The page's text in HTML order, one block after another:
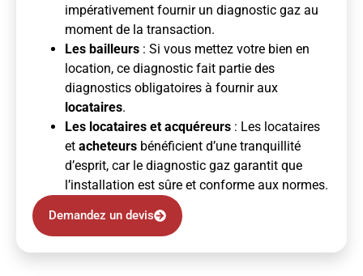
impérativement fournir un diagnostic gaz au
moment de la transaction.
Les bailleurs : Si vous mettez votre bien en
location, ce diagnostic fait partie des
diagnostics obligatoires à fournir aux
locataires.
Les locataires et acquéreurs : Les locataires
et acheteurs bénéficient d’une tranquillité
d’esprit, car le diagnostic gaz garantit que
l’installation est sûre et conforme aux normes.
Demandez un devis